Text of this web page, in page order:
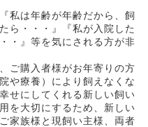
私は年齢が年齢だから、飼
ら・・・』『私が入院した
・』等を気にされる方が非
ご購入者様がお年寄りの方
や療養）により飼えなくな
せにしてくれる新しい飼い
を大切にするため、新しい
家族様と現飼い主様、両者